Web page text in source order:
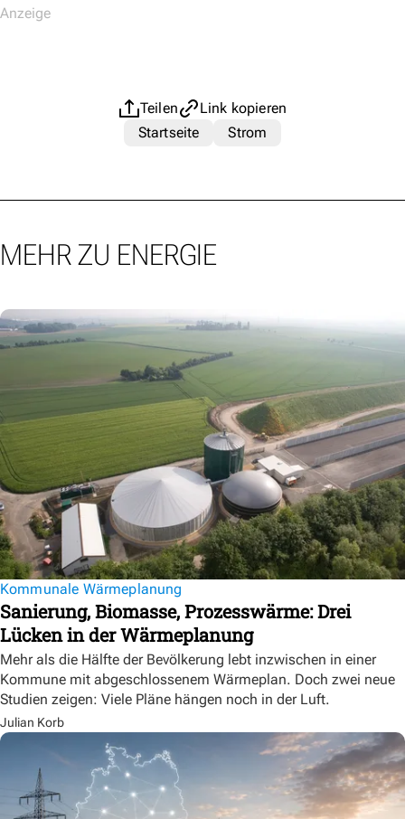
Teilen
Link kopieren
Startseite
Strom
MEHR ZU ENERGIE
Kommunale Wärmeplanung
Sanierung, Biomasse, Prozesswärme: Drei
Lücken in der Wärmeplanung
Mehr als die Hälfte der Bevölkerung lebt inzwischen in einer
Kommune mit abgeschlossenem Wärmeplan. Doch zwei neue
Studien zeigen: Viele Pläne hängen noch in der Luft.
Julian Korb